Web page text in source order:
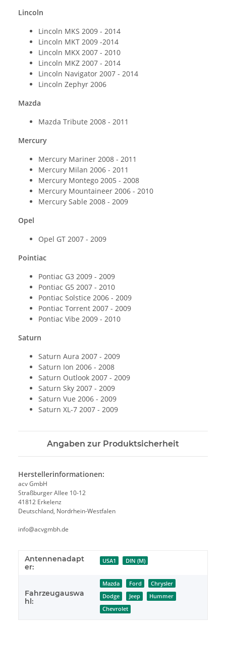
Lincoln
Lincoln MKS 2009 - 2014
Lincoln MKT 2009 -2014
Lincoln MKX 2007 - 2010
Lincoln MKZ 2007 - 2014
Lincoln Navigator 2007 - 2014
Lincoln Zephyr 2006
Mazda
Mazda Tribute 2008 - 2011
Mercury
Mercury Mariner 2008 - 2011
Mercury Milan 2006 - 2011
Mercury Montego 2005 - 2008
Mercury Mountaineer 2006 - 2010
Mercury Sable 2008 - 2009
Opel
Opel GT 2007 - 2009
Pointiac
Pontiac G3 2009 - 2009
Pontiac G5 2007 - 2010
Pontiac Solstice 2006 - 2009
Pontiac Torrent 2007 - 2009
Pontiac Vibe 2009 - 2010
Saturn
Saturn Aura 2007 - 2009
Saturn Ion 2006 - 2008
Saturn Outlook 2007 - 2009
Saturn Sky 2007 - 2009
Saturn Vue 2006 - 2009
Saturn XL-7 2007 - 2009
Angaben zur Produktsicherheit
Herstellerinformationen:
acv GmbH
Straßburger Allee 10-12
41812 Erkelenz
Deutschland, Nordrhein-Westfalen
info@acvgmbh.de
Antennenadapt
er:
USA1 DIN (M)
Fahrzeugauswa
hl:
Mazda Ford
Chrysler
Dodge
Jeep
Hummer
Chevrolet